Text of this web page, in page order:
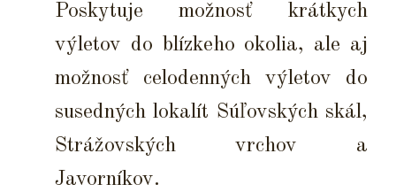
Poskytuje možnosť krátkych
výletov do blízkeho okolia, ale aj
možnosť celodenných výletov do
susedných lokalít Súľovských skál,
Strážovských vrchov a
Javorníkov.